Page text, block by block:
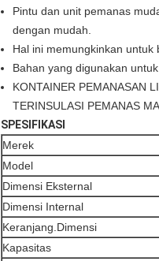
Pintu dan unit pemanas
dengan mudah.
Hal ini memungkinkan untuk
Bahan yang digunakan
KONTAINER PEMANASAN
TERINSULASI PEMANAS
SPESIFIKASI
Merek
Model
Dimensi Eksternal
Dimensi Internal
Keranjang.Dimensi
Kapasitas